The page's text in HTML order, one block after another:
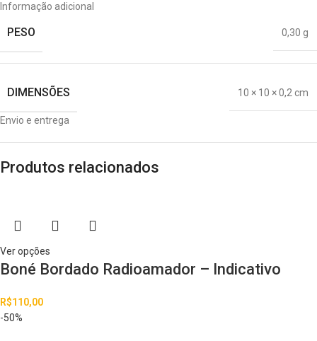
Informação adicional
PESO 0,30 g
DIMENSÕES 10 × 10 × 0,2 cm
Envio e entrega
Produtos relacionados
Ver opções
Boné Bordado Radioamador – Indicativo
R$110,00
-50%